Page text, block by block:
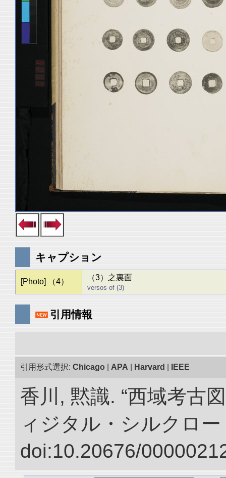
キャプション
[Photo] （4） （3）之裏面
versos of (3)
引用情報
引用形式選択: Chicago APA Harvard IEEE
香川, 黙識. “西域考古
ィジタル・シルクロ
doi:10.20676/